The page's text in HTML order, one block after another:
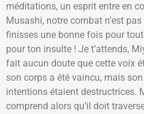
méditations, un esprit entre en
Musashi, notre combat n’est
finisses une bonne fois pour
pour ton insulte ! Je t’attends,
fait aucun doute que cette voix
son corps a été vaincu, mais
intentions étaient destructrices.
comprend alors qu’il doit